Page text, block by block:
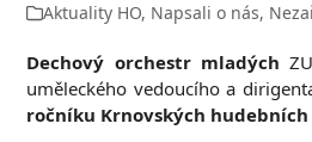
Aktuality HO, Napsali o nás,
Dechový orchestr mladých
uměleckého vedoucího a
ročníku Krnovských